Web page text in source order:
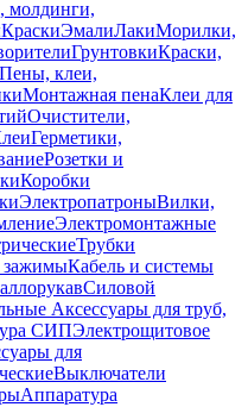
молдинги,
КраскиЭмалиЛакиМорилки,
ГрунтовкиКраски,
Пены, клеи,
Монтажная пенаКлеи для
Очистители,
Герметики,
Розетки и
Коробки
ЭлектропатроныВилки,
Электромонтажные
Трубки
Кабель и системы
Силовой
Аксессуары для труб,
СИПЭлектрощитовое
для
Выключатели
Аппаратура